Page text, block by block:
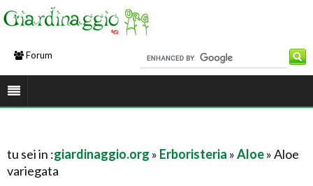
Forum
tu sei in :giardinaggio.org » Erboristeria »Aloe» Aloe
variegata